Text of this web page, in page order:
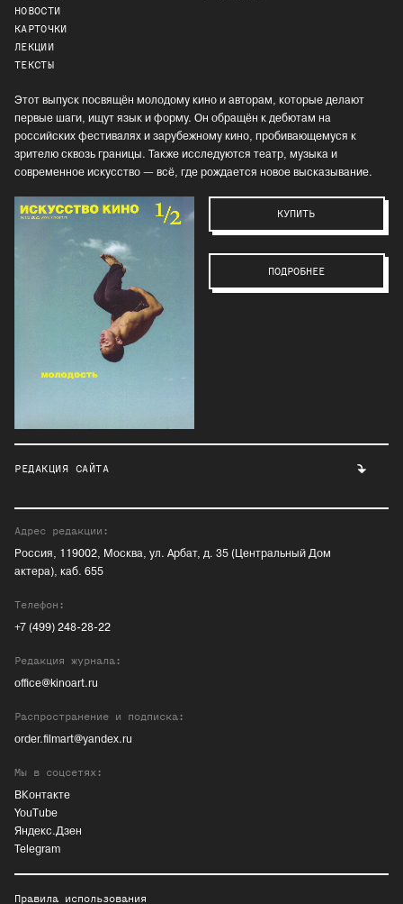
НОВОСТИ
КАРТОЧКИ
ЛЕКЦИИ
ТЕКСТЫ
Этот выпуск посвящён молодому кино и авторам, которые делают
первые шаги, ищут язык и форму. Он обращён к дебютам на
российских фестивалях и зарубежному кино, пробивающемуся к
зрителю сквозь границы. Также исследуются театр, музыка и
современное искусство — всё, где рождается новое высказывание.
КУПИТЬ
ПОДРОБНЕЕ
РЕДАКЦИЯ САЙТА
Адрес редакции:
Россия, 119002, Москва, ул. Арбат, д. 35 (Центральный Дом
актера), каб. 655
Телефон:
+7 (499) 248-28-22
Редакция журнала:
office@kinoart.ru
Распространение и подписка:
order.filmart@yandex.ru
Мы в соцсетях:
ВКонтакте
YouTube
Яндекс.Дзен
Telegram
Правила использования